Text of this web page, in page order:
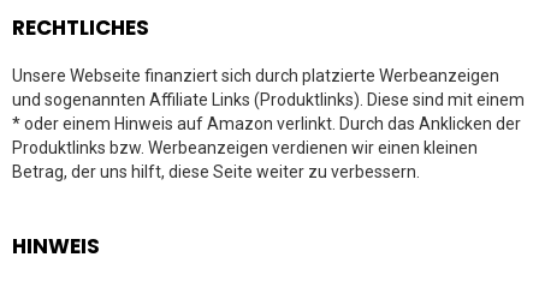
RECHTLICHES
Unsere Webseite finanziert sich durch platzierte Werbeanzeigen
und sogenannten Affiliate Links (Produktlinks). Diese sind mit einem
* oder einem Hinweis auf Amazon verlinkt. Durch das Anklicken der
Produktlinks bzw. Werbeanzeigen verdienen wir einen kleinen
Betrag, der uns hilft, diese Seite weiter zu verbessern.
HINWEIS